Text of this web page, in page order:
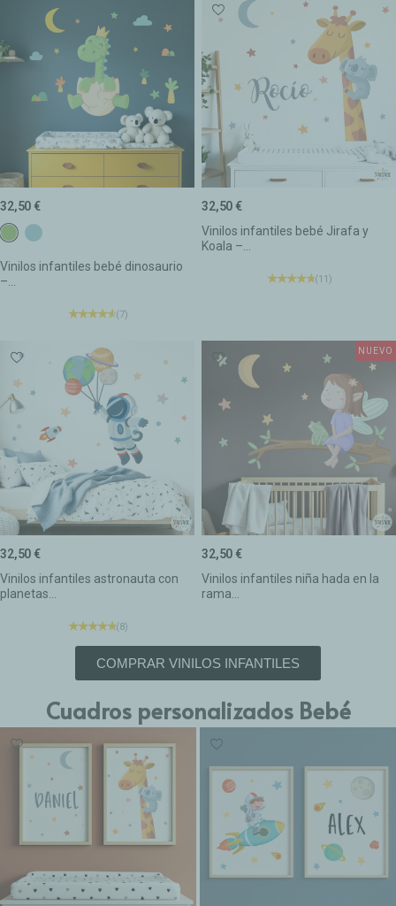
Vinilos infantiles bebé dinosaurio
–...
32,50 €
(7)
c14 VerdeC30 MISTIC CLARO
Vinilos infantiles bebé Jirafa y
Koala –...
32,50 €
(11)
Vinilos infantiles astronauta con
planetas...
32,50 €
(8)
Vinilos infantiles niña hada en la
rama...
32,50 €
NUEVO
COMPRAR VINILOS INFANTILES
Cuadros personalizados Bebé